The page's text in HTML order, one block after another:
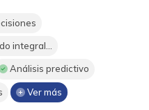
integral...
Análisis predictivo
Ver más